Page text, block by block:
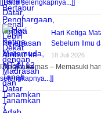
[[Baca selengkapnya...]]
Hari Ketiga
Sebelum Ilmu
18 Juli 2026
Pitalah, Humas – Memasuki
selengkapnya...]]